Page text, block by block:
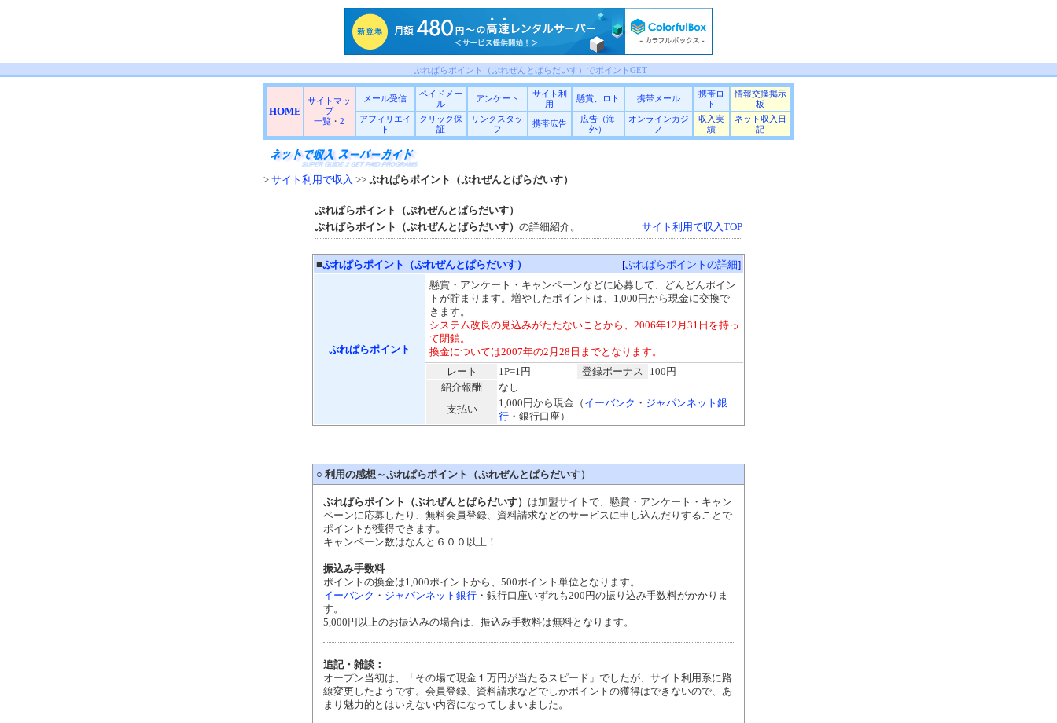
ぷれぱらポイント（ぷれぜんとぱらだいす）でポイントGET
HOME
サイトマッ
プ
一覧 ・ 2
メール受信
ペイドメー
ル
アンケート
サイト利
用
懸賞、ロト 携帯メール
携帯ロ
ト
情報交換掲示
板
アフィリエイ
ト
クリック保
証
リンクスタッ
フ
携帯広告
広告（海
外）
オンラインカジ
ノ
収入実
績
ネット収入日
記
> サイト利用で収入 >> ぷれぱらポイント（ぷれぜんとぱらだいす）
ぷれぱらポイント（ぷれぜんとぱらだいす）
ぷれぱらポイント（ぷれぜんとぱらだいす） の詳細紹介。 サイト利用で収入TOP
■ぷれぱらポイント（ぷれぜんとぱらだいす） [ぷれぱらポイントの詳細]
ぷれぱらポイント
懸賞・アンケート・キャンペーンなどに応募して、どんどんポイン
トが貯まります。増やしたポイントは、1,000円から現金に交換で
きます。
システム改良の見込みがたたないことから、2006年12月31日を持っ
て閉鎖。
換金については2007年の2月28日までとなります。
レート
1P=1円 登録ボーナス
100円
紹介報酬
なし
支払い
1,000円から現金（ イーバンク ・ ジャパンネット銀
行 ・銀行口座）
○ 利用の感想～ぷれぱらポイント（ぷれぜんとぱらだいす）
ぷれぱらポイント（ぷれぜんとぱらだいす） は加盟サイトで、懸賞・アンケート・キャン
ペーンに応募したり、無料会員登録、資料請求などのサービスに申し込んだりすることで
ポイントが獲得できます。
キャンペーン数はなんと６００以上！
振込み手数料
ポイントの換金は1,000ポイントから、500ポイント単位となります。
イーバンク ・ ジャパンネット銀行 ・銀行口座いずれも200円の振り込み手数料がかかりま
す。
5,000円以上のお振込みの場合は、振込み手数料は無料となります。
追記・雑談：
オープン当初は、「その場で現金１万円が当たるスピード」でしたが、サイト利用系に路
線変更したようです。 会員登録、資料請求などでしかポイントの獲得はできないので、あ
まり魅力的とはいえない内容になってしまいました。